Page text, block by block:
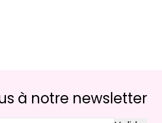
à notre newsletter